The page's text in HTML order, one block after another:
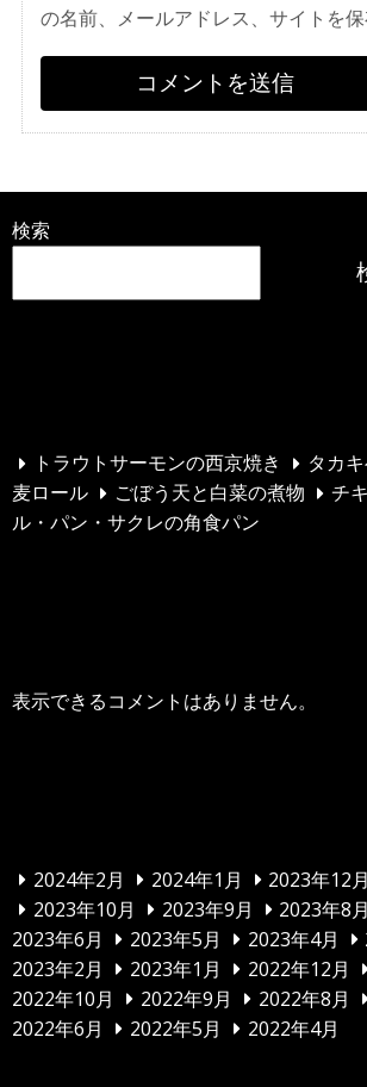
の名前、メールアドレス、サイトを保
検索
トラウトサーモンの西京焼き
タカ
麦ロール
ごぼう天と白菜の煮物
チ
ル・パン・サクレの角食パン
表示できるコメントはありません。
2024年2月 2024年1月 2023年12月
2023年10月
2023年9月 2023年8月
2023年6月
2023年5月 2023年4月
2023年2月
2023年1月 2022年12月
2022年10月
2022年9月 2022年8月
2022年6月
2022年5月 2022年4月